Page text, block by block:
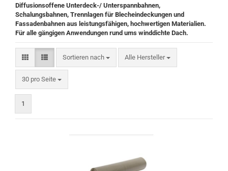
Diffusionsoffene Unterdeck-/ Unterspannbahnen,
Schalungsbahnen, Trennlagen für Blecheindeckungen und
Fassadenbahnen aus leistungsfähigen, hochwertigen Materialien.
Für alle gängigen Anwendungen rund ums winddichte Dach.
Sortieren nach
Sortieren nach Alle Hersteller
30 pro Seite
pro Seite
1